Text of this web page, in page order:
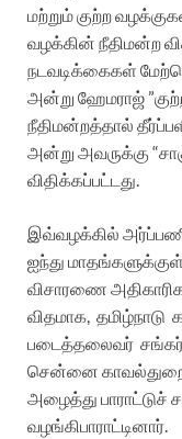
மற்றும் குற்ற
வழக்கின் நீதிமன்ற
நடவடிக்கைகள்
அன்று ஹேமராஜ் ”
நீதிமன்றத்தால்
அன்று அவருக்கு
விதிக்கப்பட்டது.
இவ்வழக்கில்
ஐந்து
விசாரணை
விதமாக,
படைத்தலைவர் சங்கர்
சென்னை
அழைத்து பாராட்டுச்
வழங்கிபாராட்டினார்.